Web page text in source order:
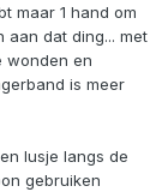
maar 1 hand om
aan dat ding... met
wonden en
is meer
lusje langs de
gebruiken